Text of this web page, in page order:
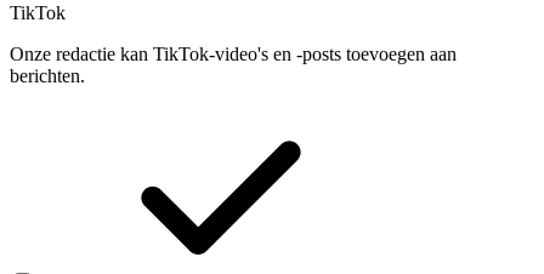
TikTok
Onze redactie kan TikTok-video's en -posts toevoegen aan
berichten.